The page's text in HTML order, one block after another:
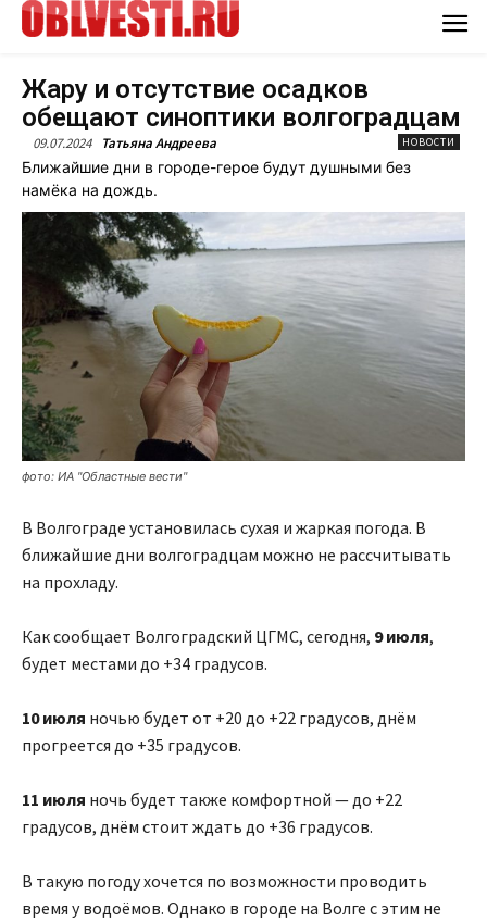
Жару и отсутствие осадков
обещают синоптики волгоградцам
09.07.2024 Татьяна Андреева НОВОСТИ
Ближайшие дни в городе-герое будут душными без
намёка на дождь.
фото: ИА "Областные вести"
В Волгограде установилась сухая и жаркая погода. В
ближайшие дни волгоградцам можно не рассчитывать
на прохладу.
Как сообщает Волгоградский ЦГМС, сегодня, 9 июля,
будет местами до +34 градусов.
10 июля ночью будет от +20 до +22 градусов, днём
прогреется до +35 градусов.
11 июля ночь будет также комфортной — до +22
градусов, днём стоит ждать до +36 градусов.
В такую погоду хочется по возможности проводить
время у водоёмов. Однако в городе на Волге с этим не